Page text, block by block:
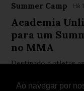
Ao navegar por
Summer Camp Há
Academia
para um
no MMA
Destinado a atletas
Camp será
WOW FC e